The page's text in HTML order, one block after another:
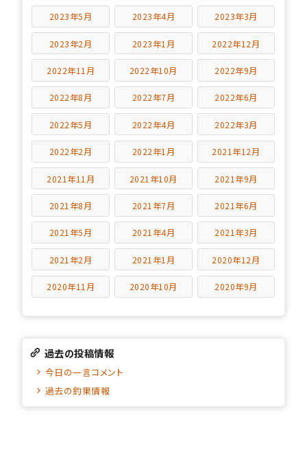
2023年5月 2023年4月 2023年3月
2023年2月 2023年1月 2022年12月
2022年11月 2022年10月 2022年9月
2022年8月 2022年7月 2022年6月
2022年5月 2022年4月 2022年3月
2022年2月 2022年1月 2021年12月
2021年11月 2021年10月 2021年9月
2021年8月 2021年7月 2021年6月
2021年5月 2021年4月 2021年3月
2021年2月 2021年1月 2020年12月
2020年11月 2020年10月 2020年9月
過去の投稿情報
今日の一言コメント
過去の釣果情報